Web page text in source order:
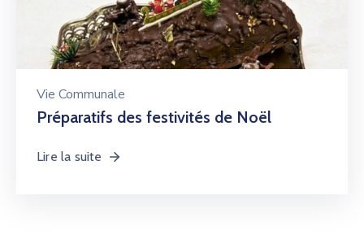
Vie Communale
Préparatifs des festivités de Noël
Lire la suite